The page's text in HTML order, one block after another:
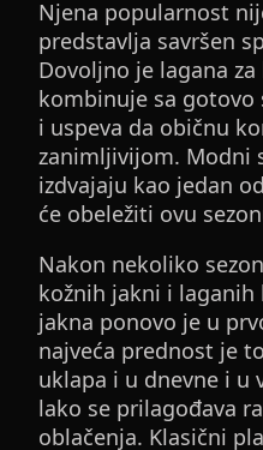
Njena popularnost
predstavlja savršen
Dovoljno je lagana
kombinuje sa
i uspeva da običnu
zanimljivijom. Modni
izdvajaju kao jedan
će obeležiti ovu
Nakon nekoliko
kožnih jakni i laganih
jakna ponovo je u
najveća prednost je
uklapa i u dnevne i u
lako se prilagođava
oblačenja. Klasični